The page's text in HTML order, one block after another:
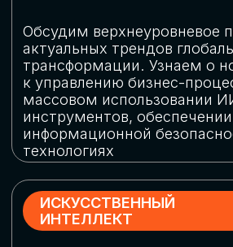
Выясним, как в наши дни уверенно
защищать свой бизнес от киберугроз
РОБОТИЗАЦИЯ
Узнаем, в каких отраслях ИИ
«материализуется», какие роботы
решают сложные бизнес-задачи, а где
только обсуждают концепции
роботизации и потенциальные бюджеты
на тестирование образцов